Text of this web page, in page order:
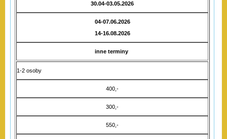
30.04-03.05.2026
04-07.06.2026
14-16.08.2026
inne terminy
1-2 osoby
400,-
300,-
550,-